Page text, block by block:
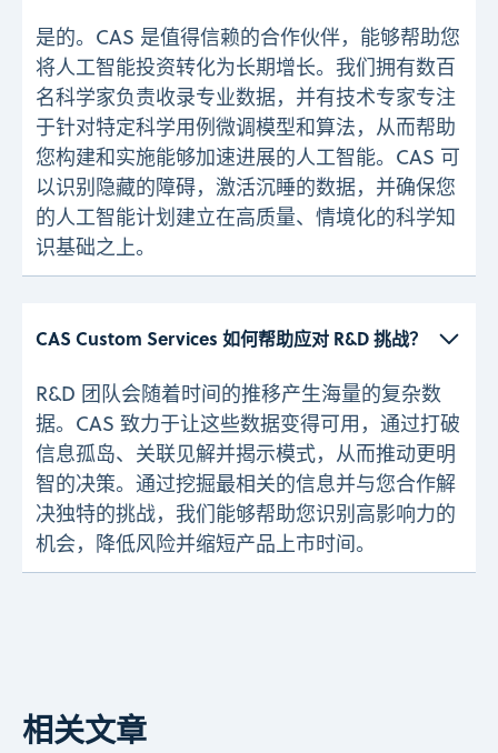
是的。CAS 是值得信赖的合作伙伴，能够帮助您
将人工智能投资转化为长期增长。我们拥有数百
名科学家负责收录专业数据，并有技术专家专注
于针对特定科学用例微调模型和算法，从而帮助
您构建和实施能够加速进展的人工智能。CAS 可
以识别隐藏的障碍，激活沉睡的数据，并确保您
的人工智能计划建立在高质量、情境化的科学知
识基础之上。
CAS Custom Services 如何帮助应对 R&D 挑战？
R&D 团队会随着时间的推移产生海量的复杂数
据。CAS 致力于让这些数据变得可用，通过打破
信息孤岛、关联见解并揭示模式，从而推动更明
智的决策。通过挖掘最相关的信息并与您合作解
决独特的挑战，我们能够帮助您识别高影响力的
机会，降低风险并缩短产品上市时间。
相关文章